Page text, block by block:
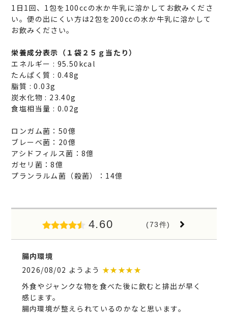
1日1回、1包を100ccの水か牛乳に溶かしてお飲みくださ
い。便の出にくい方は2包を200ccの水か牛乳に溶かして
お飲みください。
栄養成分表示（１袋２５ｇ当たり）
エネルギー : 95.50kcal
たんぱく質 : 0.48g
脂質 : 0.03g
炭水化物 : 23.40g
食塩相当量 : 0.02g
ロンガム菌：50億
ブレーベ菌：20億
アシドフィルス菌：8億
ガセリ菌：8億
プランラルム菌（殺菌）：14億
4.60 (73件)
腸内環境
2026/08/02 ようよう ★★★★★
外食やジャンクな物を食べた後に飲むと排出が早く
感じます。
腸内環境が整えられているのかなと思います。